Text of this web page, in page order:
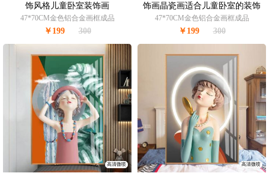
饰风格儿童卧室装饰画
47*70CM金色铝合金画框成品
￥199 300
饰画晶瓷画适合儿童卧室的装饰
画
47*70CM金色铝合金画框成品
￥199 300
高清微喷 高清微喷